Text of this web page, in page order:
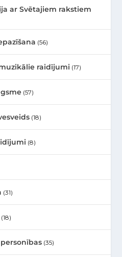
ar Svētajiem rakstiem
(56)
raidījumi (17)
(57)
(18)
(8)
(31)
(18)
(35)